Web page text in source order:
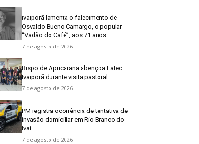
Ivaiporã lamenta o falecimento de
Osvaldo Bueno Camargo, o popular
“Vadão do Café”, aos 71 anos
7 de agosto de 2026
Bispo de Apucarana abençoa Fatec
Ivaiporã durante visita pastoral
7 de agosto de 2026
PM registra ocorrência de tentativa de
invasão domiciliar em Rio Branco do
Ivaí
7 de agosto de 2026